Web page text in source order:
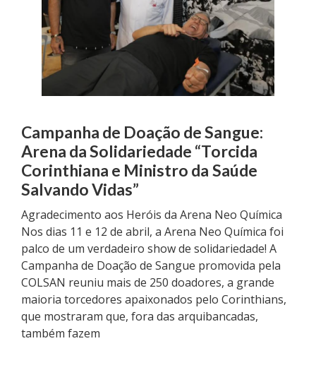
Campanha de Doação de Sangue:
Arena da Solidariedade “Torcida
Corinthiana e Ministro da Saúde
Salvando Vidas”
Agradecimento aos Heróis da Arena Neo Química
Nos dias 11 e 12 de abril, a Arena Neo Química foi
palco de um verdadeiro show de solidariedade! A
Campanha de Doação de Sangue promovida pela
COLSAN reuniu mais de 250 doadores, a grande
maioria torcedores apaixonados pelo Corinthians,
que mostraram que, fora das arquibancadas,
também fazem